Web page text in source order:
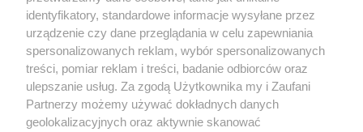
Udostępnij Udostępnij
Skomentuj 21
identyfikatory, standardowe informacje wysyłane przez
urządzenie czy dane przeglądania w celu zapewniania
spersonalizowanych reklam, wybór spersonalizowanych
treści, pomiar reklam i treści, badanie odbiorców oraz
ulepszanie usług. Za zgodą Użytkownika my i Zaufani
Partnerzy możemy używać dokładnych danych
geolokalizacyjnych oraz aktywnie skanować